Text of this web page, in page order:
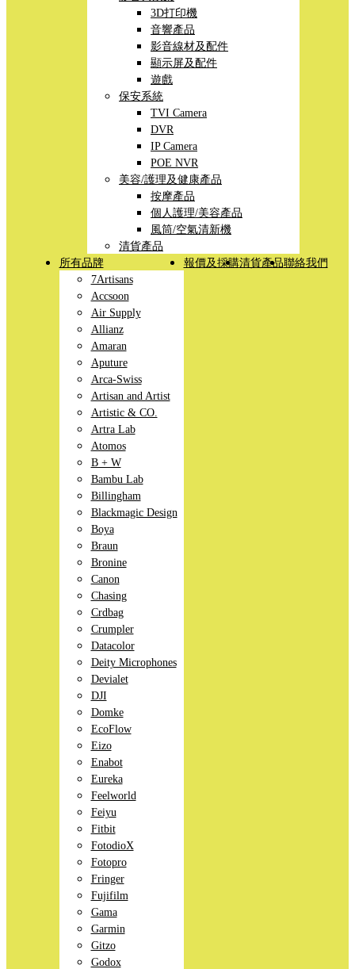
3D打印機
音響產品
影音線材及配件
顯示屏及配件
遊戲
保安系統
TVI Camera
DVR
IP Camera
POE NVR
美容/護理及健康產品
按摩產品
個人護理/美容產品
風筒/空氣清新機
清貨產品
所有品牌
7Artisans
Accsoon
Air Supply
Allianz
Amaran
Aputure
Arca-Swiss
Artisan and Artist
Artistic & CO.
Artra Lab
Atomos
B + W
Bambu Lab
Billingham
Blackmagic Design
Boya
Braun
Bronine
Canon
Chasing
Crdbag
Crumpler
Datacolor
Deity Microphones
Devialet
DJI
Domke
EcoFlow
Eizo
Enabot
Eureka
Feelworld
Feiyu
Fitbit
FotodioX
Fotopro
Fringer
Fujifilm
Gama
Garmin
Gitzo
Godox
報價及採購清貨產品聯絡我們